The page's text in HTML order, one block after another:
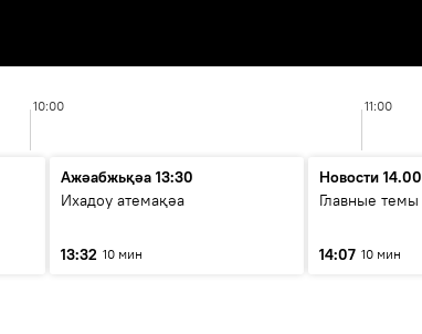
10:00 11:00
Ажәабжьқәа 13:30
Ихадоу атемақәа
13:32 10 мин
Новости 14.00
Главные темы
14:07 10 мин